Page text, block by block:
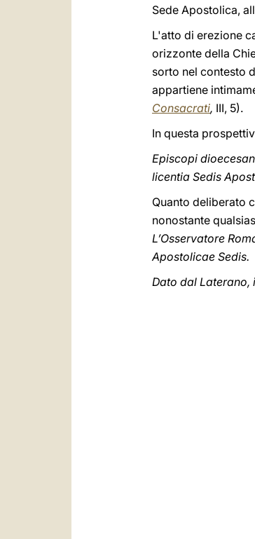
Sede Apostolica,
L'atto di erezione
orizzonte della
sorto nel contesto
appartiene
Consacrati, III, 5).
In questa
Episcopi
licentia Sedis
Quanto deliberato
nonostante
L’Osservatore
Apostolicae Sedis.
Dato dal Laterano,